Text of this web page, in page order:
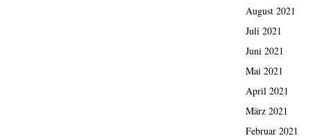
August 2021
Juli 2021
Juni 2021
Mai 2021
April 2021
März 2021
Februar 2021